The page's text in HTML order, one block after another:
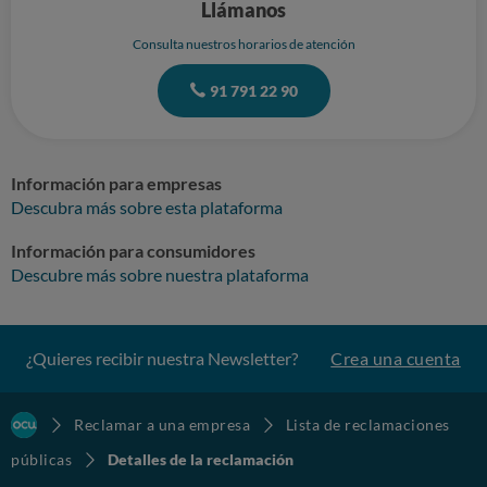
Llámanos
Consulta nuestros horarios de atención
91 791 22 90
Información para empresas
Descubra más sobre esta plataforma
Información para consumidores
Descubre más sobre nuestra plataforma
¿Quieres recibir nuestra Newsletter? Crea una cuenta
Reclamar a una empresa
Lista de reclamaciones
públicas
Detalles de la reclamación